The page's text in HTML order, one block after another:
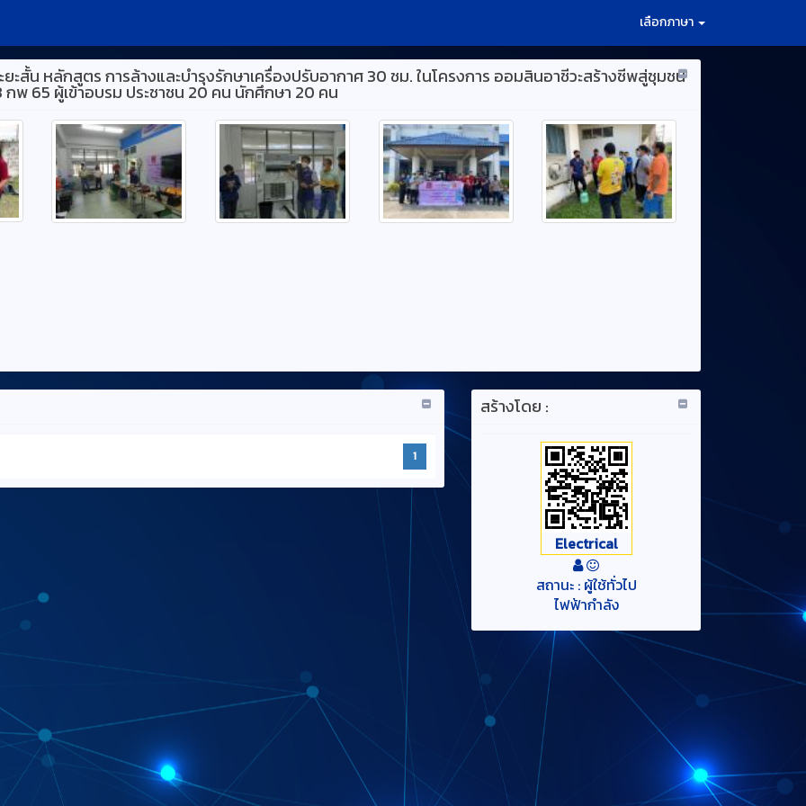
เลือกภาษา
สั้น หลักสูตร การล้างและบำรุงรักษาเครื่องปรับอากาศ 30 ชม. ในโครงการ ออมสินอาชีวะสร้างชีพสู่ชุมชน
กพ 65 ผู้เข้าอบรม ประชาชน 20 คน นักศึกษา 20 คน
1
สร้างโดย :
Electrical
สถานะ : ผู้ใช้ทั่วไป
ไฟฟ้ากำลัง